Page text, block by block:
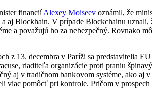
financiíAlexey Moiseev oznámil, že
aj Blockhain. V prípade Blockchainu
a považujú ho za nebezpečný. Rovnako
z 13. decembra v Paríži sa predstavitelia
riaditeľa organizácie proti praniu
aj v tradičnom bankovom systéme, ako
viac pomôcť pri kontrole. Pričom v